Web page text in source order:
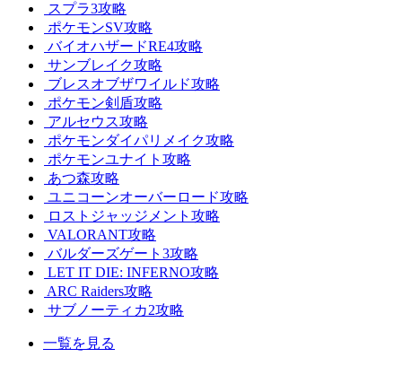
スプラ3攻略
ポケモンSV攻略
バイオハザードRE4攻略
サンブレイク攻略
ブレスオブザワイルド攻略
ポケモン剣盾攻略
アルセウス攻略
ポケモンダイパリメイク攻略
ポケモンユナイト攻略
あつ森攻略
ユニコーンオーバーロード攻略
ロストジャッジメント攻略
VALORANT攻略
バルダーズゲート3攻略
LET IT DIE: INFERNO攻略
ARC Raiders攻略
サブノーティカ2攻略
一覧を見る